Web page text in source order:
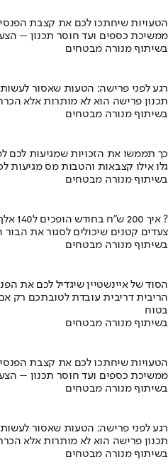
הטעויות שיחתכו לכם את קצבת
ממשיכת כספים ועד חוסר תכנון –
בשיתוף מנורה מבטחים
רגע לפני פרישה: הטעות שאסור לעשות
תכנון פרישה הוא לא מותרות אלא
בשיתוף מנורה מבטחים
כך תממשו את הזכויות שמגיעות לכם
גלו אילו קצבאות והטבות מס מגיעות
בשיתוף מנורה מבטחים
איך 200 ש"ח בחודש הופכים ל140 אלף ?
צעדים קטנים שיכולים לסגור את הבור
בשיתוף מנורה מבטחים
הסוד של איינשטיין שיגדיל לכם את
הריבית דריבית עובדת לטובתכם רק
בטוח
בשיתוף מנורה מבטחים
הטעויות שיחתכו לכם את קצבת
ממשיכת כספים ועד חוסר תכנון –
בשיתוף מנורה מבטחים
רגע לפני פרישה: הטעות שאסור לעשות
תכנון פרישה הוא לא מותרות אלא
בשיתוף מנורה מבטחים